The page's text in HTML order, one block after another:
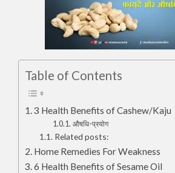
Table of Contents
3 Health Benefits of Cashew/Kaju
औषधि-प्रयोग
Related posts:
Home Remedies For Weakness
6 Health Benefits of Sesame Oil